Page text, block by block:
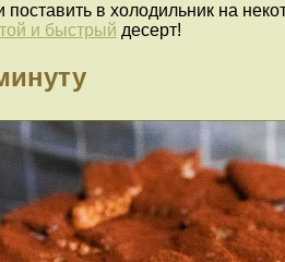
в холодильник на
и быстрый десерт!